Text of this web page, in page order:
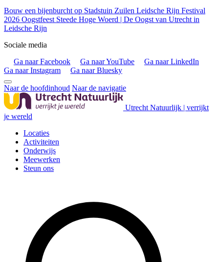
Bouw een bijenburcht op Stadstuin Zuilen Leidsche Rijn Festival
2026 Oogstfeest Steede Hoge Woerd | De Oogst van Utrecht in
Leidsche Rijn
Sociale media
Ga naar Facebook
Ga naar YouTube
Ga naar LinkedIn
Ga naar Instagram
Ga naar Bluesky
Naar de hoofdinhoud Naar de navigatie
Utrecht Natuurlijk | verrijkt
je wereld
Locaties
Activiteiten
Onderwijs
Meewerken
Steun ons